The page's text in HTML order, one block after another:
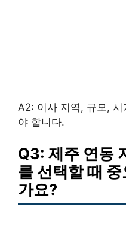
A2: 이사 지역, 규모,
야 합니다.
Q3: 제주 연동
를 선택할 때
가요?